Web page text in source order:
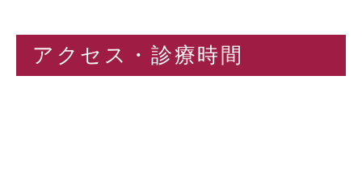
アクセス・診療時間